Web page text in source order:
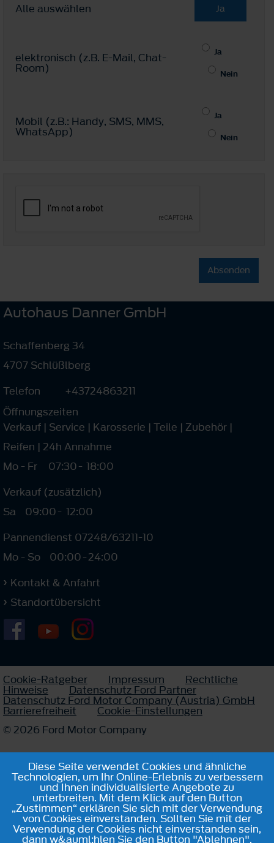
Alle auswählen Ja
elektronisch (z.B. E-Mail, Chat-
Room)
Ja
Nein
Mobil (z.B.: Handy, SMS, MMS,
WhatsApp)
Ja
Nein
Absenden
Autohaus Danner GmbH
Schaffenberg 34
4707 Schlüßlberg
Telefon
+43724863211
Öffnungszeiten
Verkauf | Service | Karosserie | Teile | Zubehör |
Reifen | 24h Annahme
Mo - Fr
07:30- 18:00
Verkauf (zusätzlich)
Sa
09:00- 12:00
Pannendienst 07248/63211-10
Mo - So
00:00-24:00
Kontakt & Anfahrt
Standortübersicht
Cookie-Ratgeber Impressum Rechtliche
Hinweise Datenschutz Ford Partner
Datenschutz Ford Motor Company (Austria) GmbH
Barrierefreiheit
Cookie-Einstellungen
© 2026 Ford Motor Company
Diese Seite verwendet Cookies und ähnliche
Technologien, um Ihr Online-Erlebnis zu verbessern
und Ihnen individualisierte Angebote zu
unterbreiten. Mit dem Klick auf den Button
„Zustimmen“ erklären Sie sich mit der Verwendung
von Cookies einverstanden. Sollten Sie mit der
Verwendung der Cookies nicht einverstanden sein,
dann w&auml;hlen Sie den Button "Ablehnen".